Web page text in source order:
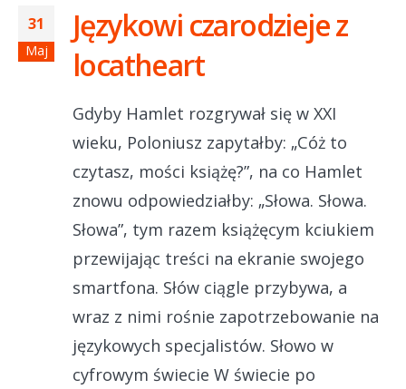
31
Maj
Językowi czarodzieje z
locatheart
Gdyby Hamlet rozgrywał się w XXI
wieku, Poloniusz zapytałby: „Cóż to
czytasz, mości książę?”, na co Hamlet
znowu odpowiedziałby: „Słowa. Słowa.
Słowa”, tym razem książęcym kciukiem
przewijając treści na ekranie swojego
smartfona. Słów ciągle przybywa, a
wraz z nimi rośnie zapotrzebowanie na
językowych specjalistów. Słowo w
cyfrowym świecie W świecie po